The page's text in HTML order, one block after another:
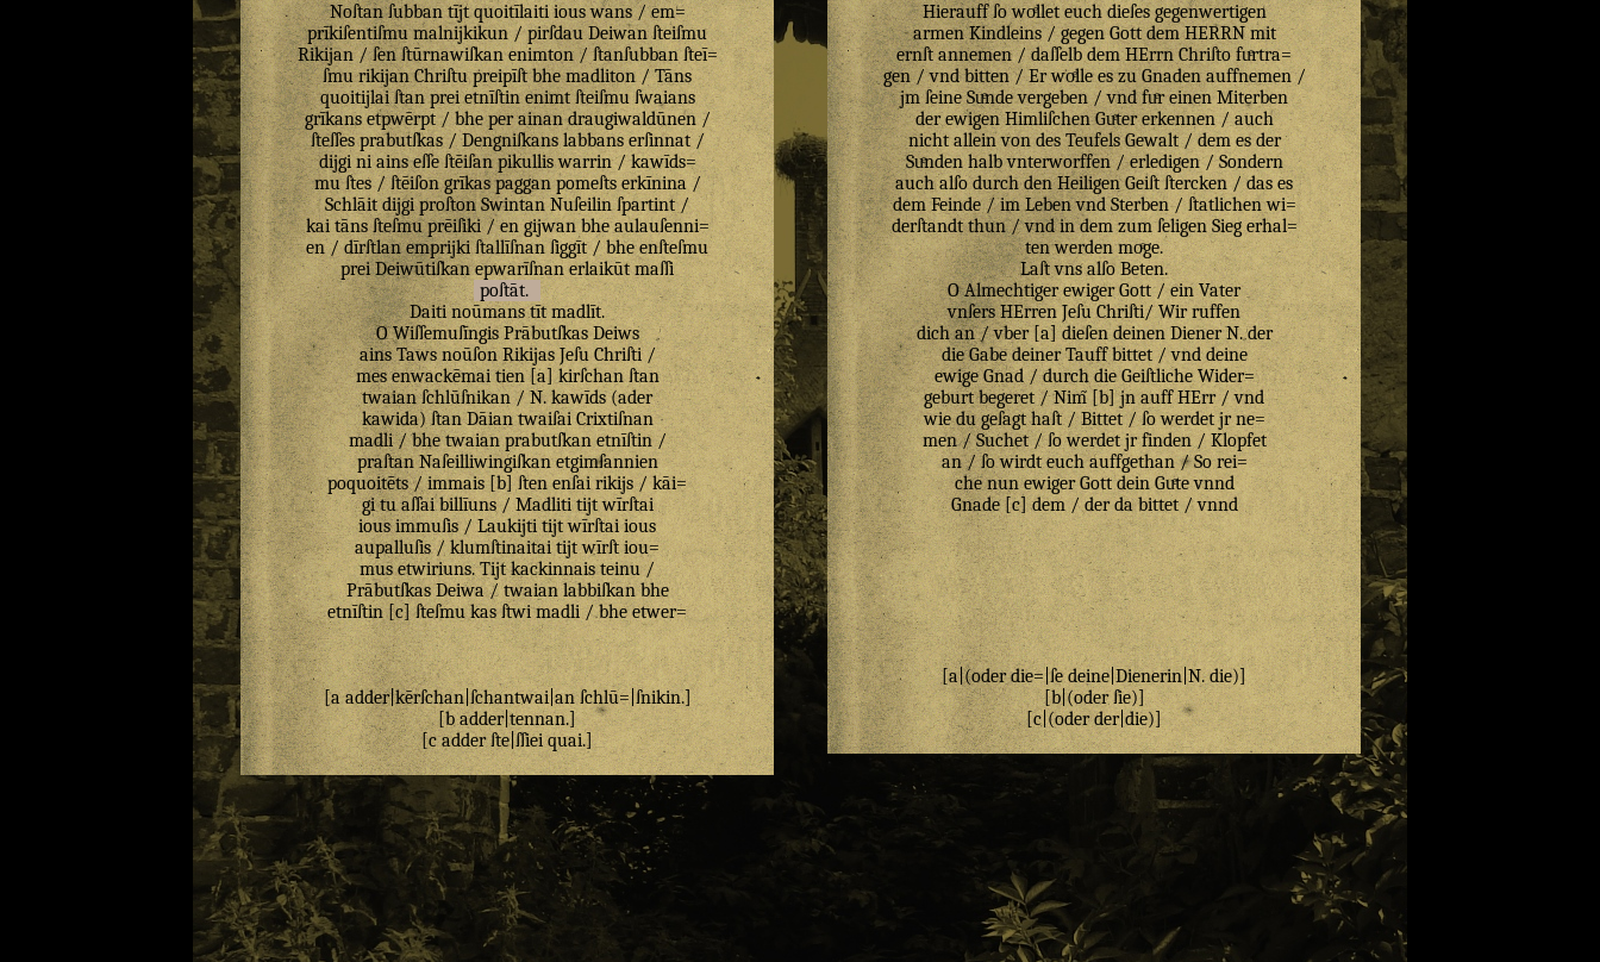
Noſtan ſubban tījt quoitīlaiti ious wans/em=
prīkiſentiſmu malnijkikun/pirſdau Deiwan ſteiſmu
Rikijan/ſen ſtūrnawiſkan enimton/ſtanſubban ſteī=
ſmu rikijan Chriſtu preipīſt bhe madliton/Tāns
quoitijlai ſtan prei etnīſtin enimt ſteiſmu ſwaians
grīkans etpwērpt/bhe per ainan draugiwaldūnen/
ſteſſes prabutſkas/Dengniſkans labbans erſinnat/
dijgi ni ains eſſe ſtēiſan pikullis warrin/kawīds=
mu ſtes/ſtēiſon grīkas paggan pomeſts erkīnina/
Schlāit dijgi proſton Swintan Nuſeilin ſpartint/
kai tāns ſteſmu prēiſiki/en gijwan bhe aulauſenni=
en/dīrſtlan emprijki ſtallīſnan ſiggīt/bhe enſteſmu
prei Deiwūtiſkan epwarīſnan erlaikūt maſſi
poſtāt.
Daiti noūmans tīt madlīt.
O Wiſſemuſīngis Prābutſkas Deiws
ains Taws noūſon Rikijas Jeſu Chriſti/
mes enwackēmai tien[a]kirſchan ſtan
twaian ſchlūſnikan/N.kawīds(ader
kawida)ſtan Dāian twaiſai Crixtiſnan
madli/bhe twaian prabutſkan etnīſtin/
praſtan Naſeilliwingiſkan etgimſannien
poquoitēts/immais[b] ſten enſai rikijs/kāi=
gi tu aſſai billīuns/ Madliti tijt wīrſtai
ious immuſis/Laukijti tijt wīrſtai ious
aupalluſis/klumſtinaitai tijt wīrſt iou=
mus etwiriuns.Tijt kackinnais teinu/
Prābutſkas Deiwa/twaian labbiſkan bhe
etnīſtin[c]ſteſmu kas ſtwi madli /bhe etwer=
[a adder|kērſchan|ſchantwai|an ſchlū=|ſnikin.]
[b adder|tennan.]
[c adder ſte|ſſiei quai.]
Hierauff ſo woͤllet euch dieſes gegenwertigen
armen Kindleins / gegen Gott dem HERRN mit
ernſt annemen / daſſelb dem HErrn Chriſto fuͤrtra=
gen / vnd bitten / Er woͤlle es zu Gnaden auffnemen /
jm ſeine Suͤnde vergeben / vnd fuͤr einen Miterben
der ewigen Himliſchen Guͤter erkennen / auch
nicht allein von des Teufels Gewalt / dem es der
Suͤnden halb vnterworffen / erledigen / Sondern
auch alſo durch den Heiligen Geiſt ſtercken / das es
dem Feinde / im Leben vnd Sterben / ſtatlichen wi=
derſtandt thun / vnd in dem zum ſeligen Sieg erhal=
ten werden moͤge.
Laſt vns alſo Beten.
O Almechtiger ewiger Gott / ein Vater
vnſers HErren Jeſu Chriſti/ Wir ruffen
dich an / vber [a] dieſen deinen Diener N. der
die Gabe deiner Tauff bittet / vnd deine
ewige Gnad / durch die Geiſtliche Wider=
geburt begeret / Nim̃ [b] jn auff HErr / vnd
wie du geſagt haſt / Bittet / ſo werdet jr ne=
men / Suchet / ſo werdet jr finden / Klopfet
an / ſo wirdt euch auffgethan / So rei=
che nun ewiger Gott dein Guͤte vnnd
Gnade [c] dem / der da bittet / vnnd
[a|(oder die=|ſe deine|Dienerin|N. die)]
[b|(oder ſie)]
[c|(oder der|die)]